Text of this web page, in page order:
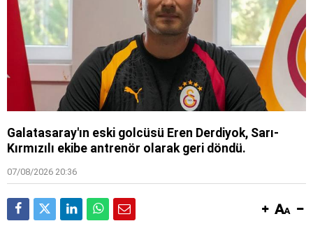
Galatasaray'ın eski golcüsü Eren Derdiyok, Sarı-
Kırmızılı ekibe antrenör olarak geri döndü.
07/08/2026 20:36